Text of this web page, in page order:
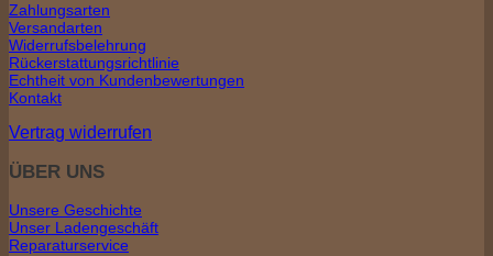
Zahlungsarten
Versandarten
Widerrufsbelehrung
Rückerstattungsrichtlinie
Echtheit von Kundenbewertungen
Kontakt
Vertrag widerrufen
ÜBER UNS
Unsere Geschichte
Unser Ladengeschäft
Reparaturservice